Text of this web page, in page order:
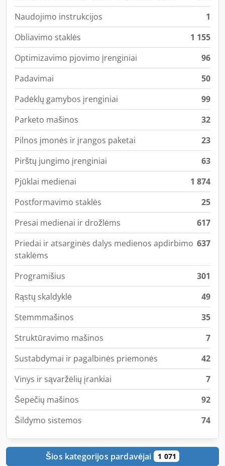
Naudojimo instrukcijos
1
Obliavimo staklės
1 155
Optimizavimo pjovimo įrenginiai
96
Padavimai
50
Padėklų gamybos įrenginiai
99
Parketo mašinos
32
Pilnos įmonės ir įrangos paketai
23
Pirštų jungimo įrenginiai
63
Pjūklai medienai
1 874
Postformavimo staklės
25
Presai medienai ir drožlėms
617
Priedai ir atsarginės dalys medienos apdirbimo
staklėms
637
Programišius
301
Rąstų skaldyklė
49
Stemmmašinos
35
Struktūravimo mašinos
7
Sustabdymai ir pagalbinės priemonės
42
Vinys ir sąvaržėlių įrankiai
7
Šepečių mašinos
92
Šildymo sistemos
74
Šios kategorijos pardavėjai 1 071